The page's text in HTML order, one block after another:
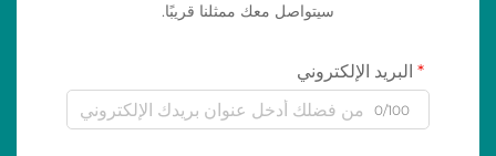
سيتواصل معك ممثلنا قريبًا.
البريد الإلكتروني
0/100